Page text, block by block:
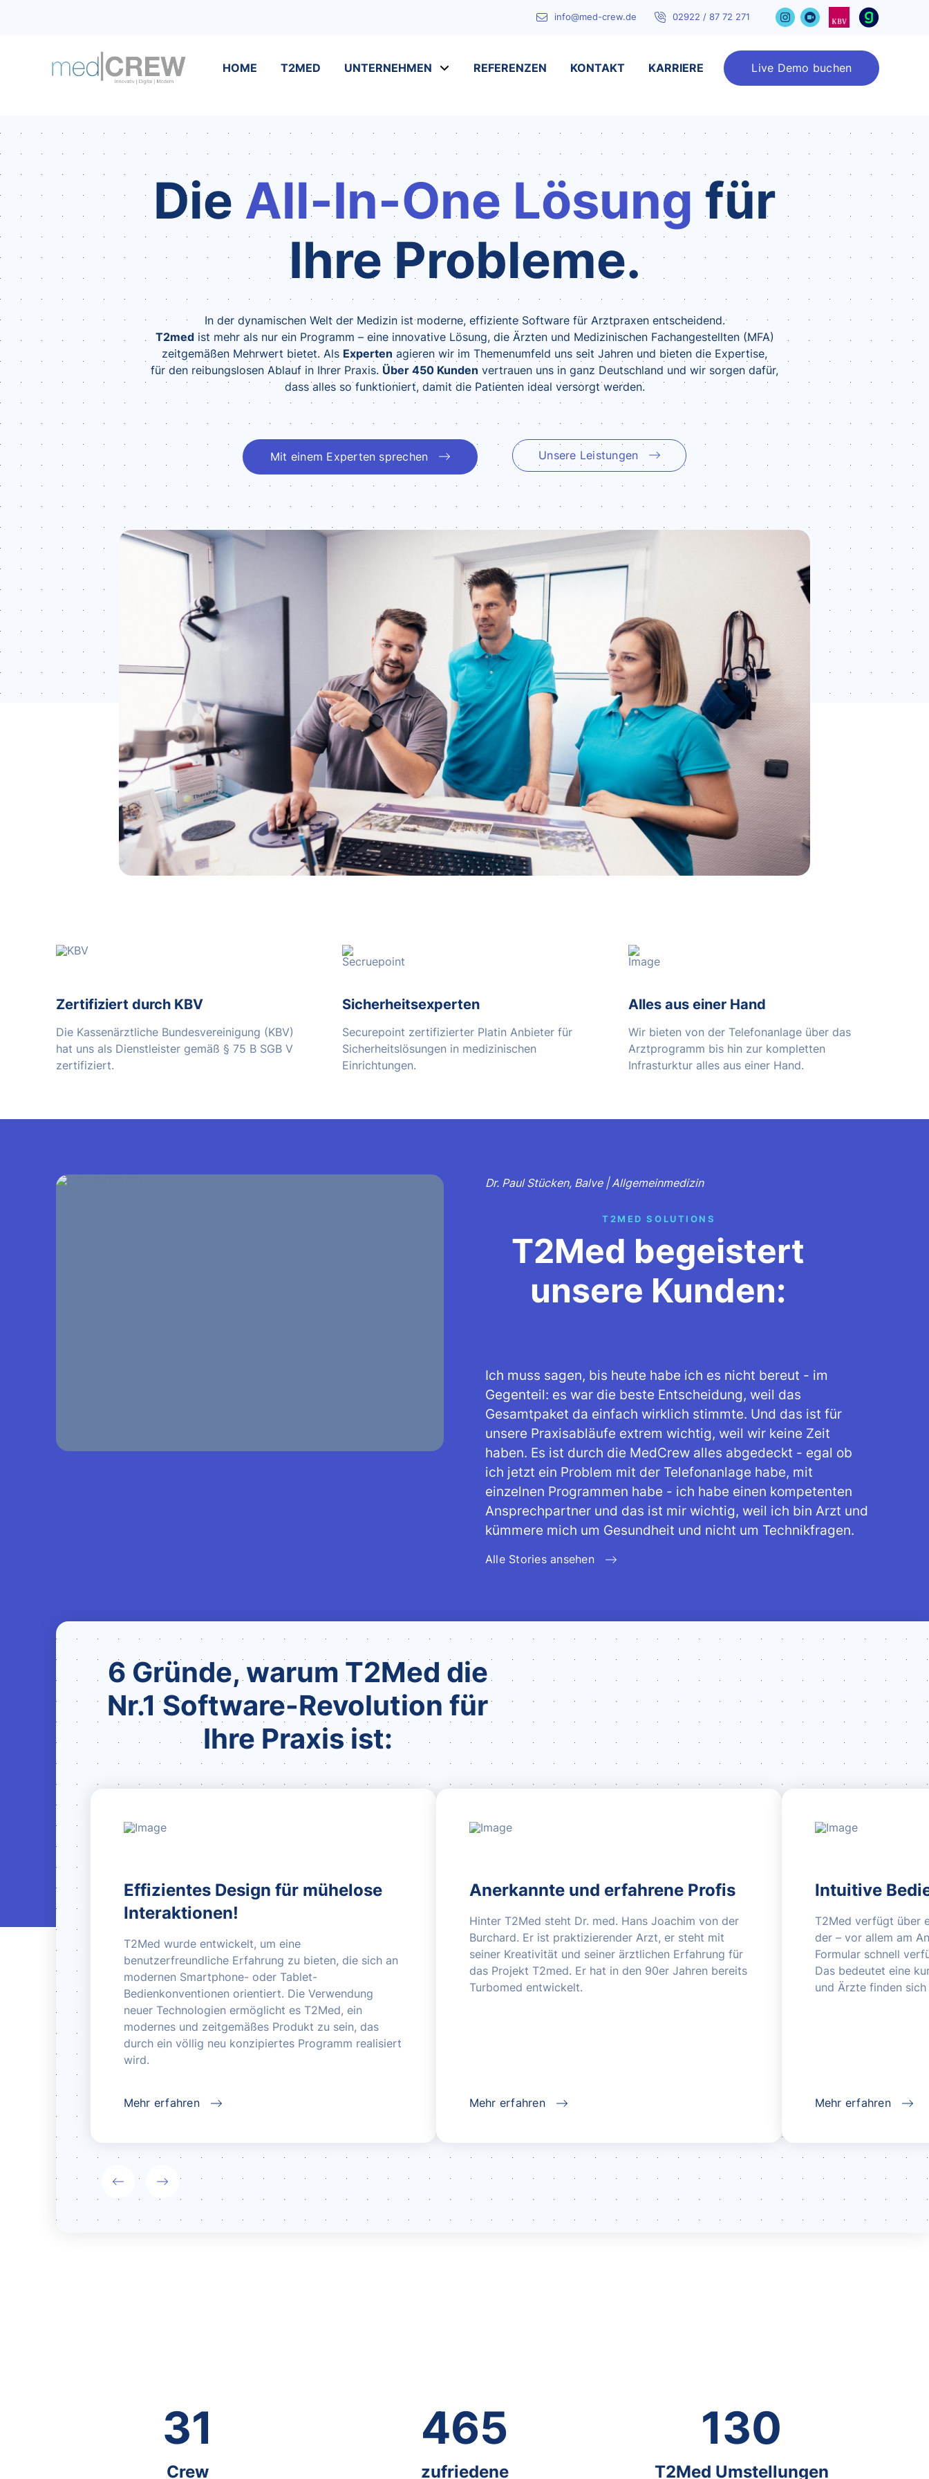
info@med-crew.de 02922 / 87 72 271
HOME T2MED UNTERNEHMEN REFERENZEN KONTAKT KARRIERE Live Demo buchen
Die All-In-One Lösung für
Ihre Probleme.
In der dynamischen Welt der Medizin ist moderne, effiziente Software für Arztpraxen entscheidend.
T2medist mehr als nur ein Programm – eine innovative Lösung, die Ärzten und Medizinischen Fachangestellten (MFA)
zeitgemäßen Mehrwert bietet. Als Experten agieren wir im Themenumfeld uns seit Jahren und bieten die Expertise,
für den reibungslosen Ablauf in Ihrer Praxis. Über 450 Kunden vertrauen uns in ganz Deutschland und wir sorgen dafür,
dass alles so funktioniert, damit die Patienten ideal versorgt werden.
Mit einem Experten sprechen Unsere Leistungen
Zertifiziert durch KBV
Die Kassenärztliche Bundesvereinigung (KBV)
hat uns als Dienstleister gemäß § 75 B SGB V
zertifiziert.
Sicherheitsexperten
Securepoint zertifizierter Platin Anbieter für
Sicherheitslösungen in medizinischen
Einrichtungen.
Alles aus einer Hand
Wir bieten von der Telefonanlage über das
Arztprogramm bis hin zur kompletten
Infrasturktur alles aus einer Hand.
Dr. Paul Stücken, Balve | Allgemeinmedizin
T2MED SOLUTIONS
T2Med begeistert
unsere Kunden:
Ich muss sagen, bis heute habe ich es nicht bereut - im
Gegenteil: es war die beste Entscheidung, weil das
Gesamtpaket da einfach wirklich stimmte. Und das ist für
unsere Praxisabläufe extrem wichtig, weil wir keine Zeit
haben. Es ist durch die MedCrew alles abgedeckt - egal ob
ich jetzt ein Problem mit der Telefonanlage habe, mit
einzelnen Programmen habe - ich habe einen kompetenten
Ansprechpartner und das ist mir wichtig, weil ich bin Arzt und
kümmere mich um Gesundheit und nicht um Technikfragen.
Alle Stories ansehen
6 Gründe, warum T2Med die
Nr.1 Software-Revolution für
Ihre Praxis ist:
Effizientes Design für mühelose
Interaktionen!
T2Med wurde entwickelt, um eine
benutzerfreundliche Erfahrung zu bieten, die sich an
modernen Smartphone- oder Tablet-
Bedienkonventionen orientiert. Die Verwendung
neuer Technologien ermöglicht es T2Med, ein
modernes und zeitgemäßes Produkt zu sein, das
durch ein völlig neu konzipiertes Programm realisiert
wird.
Mehr erfahren
Anerkannte und erfahrene Profis
Hinter T2Med steht Dr. med. Hans Joachim von der
Burchard. Er ist praktizierender Arzt, er steht mit
seiner Kreativität und seiner ärztlichen Erfahrung für
das Projekt T2med. Er hat in den 90er Jahren bereits
Turbomed entwickelt.
Mehr erfahren
Intuitive
T2Med verfügt über
der – vor allem am
Formular schnell
Das bedeutet eine
und Ärzte finden
Mehr erfahren
31
Crew
465
zufriedene
130
T2Med Umstellungen